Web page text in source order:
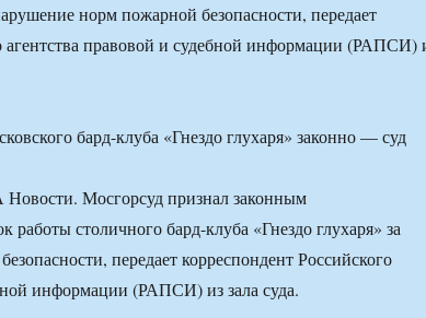
норм пожарной безопасности, передает
агентства правовой и судебной информации (РАПСИ)
Мосгорсуд признал законным
работы столичного бард-клуба «Гнездо глухаря» за
передает корреспондент Российского
информации (РАПСИ) из зала суда.